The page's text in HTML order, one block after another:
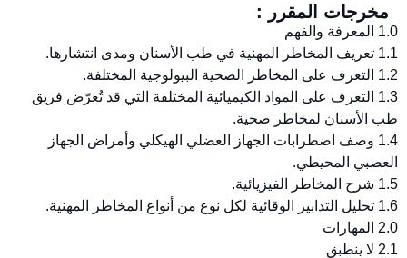
مخرجات المقرر :
1.0 المعرفة والفهم
1.1 تعريف المخاطر المهنية في طب الأسنان ومدى انتشارها.
1.2 التعرف على المخاطر الصحية البيولوجية المختلفة.
1.3 التعرف على المواد الكيميائية المختلفة التي قد تُعرّض فريق
طب الأسنان لمخاطر صحية.
1.4 وصف اضطرابات الجهاز العضلي الهيكلي وأمراض الجهاز
العصبي المحيطي.
1.5 شرح المخاطر الفيزيائية.
1.6 تحليل التدابير الوقائية لكل نوع من أنواع المخاطر المهنية.
2.0 المهارات
2.1 لا ينطبق